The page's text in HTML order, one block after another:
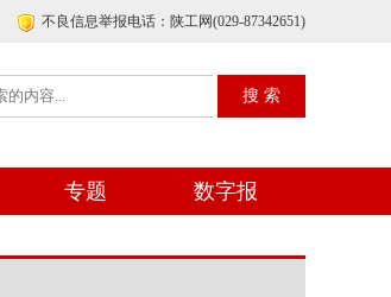
不良信息举报电话：陕工网(029-87342651)
专题 数字报